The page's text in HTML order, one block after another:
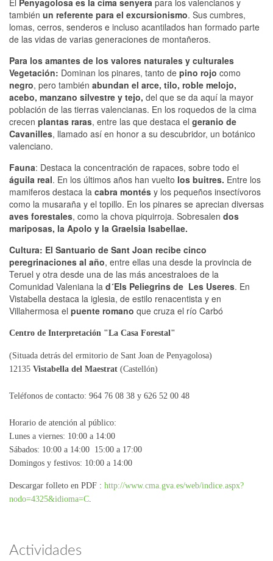
también un referente para el excursionismo. Sus cumbres,
lomas, cerros, senderos e incluso acantilados han formado parte
de las vidas de varias generaciones de montañeros.
Para los amantes de los valores naturales y culturales
Vegetación: Dominan los pinares, tanto de pino rojo como
negro, pero también abundan el arce, tilo, roble melojo,
acebo, manzano silvestre y tejo, del que se da aquí la mayor
población de las tierras valencianas. En los roquedos de la cima
crecen plantas raras, entre las que destaca el geranio de
Cavanilles, llamado así en honor a su descubridor, un botánico
valenciano.
Fauna: Destaca la concentración de rapaces, sobre todo el
águila real. En los últimos años han vuelto los buitres. Entre los
mamiferos destaca la cabra montés y los pequeños insectívoros
como la musaraña y el topillo. En los pinares se aprecian diversas
aves forestales, como la chova piquirroja. Sobresalen dos
mariposas, la Apolo y la Graelsia Isabellae.
Cultura: El Santuario de Sant Joan recibe cinco
peregrinaciones al año, entre ellas una desde la provincia de
Teruel y otra desde una de las más ancestraloes de la
Comunidad Valeniana la d´Els Peliegrins de Les Useres. En
Vistabella destaca la iglesia, de estilo renacentista y en
Villahermosa el puente romano que cruza el río Carbó
Centro de Interpretación "La Casa Forestal"
(Situada detrás del ermitorio de Sant Joan de Penyagolosa)
12135 Vistabella del Maestrat (Castellón)
Teléfonos de contacto: 964 76 08 38 y 626 52 00 48
Horario de atención al público:
Lunes a viernes: 10:00 a 14:00
Sábados: 10:00 a 14:00 15:00 a 17:00
Domingos y festivos: 10:00 a 14:00
Descargar folleto en PDF : http://www.cma.gva.es/web/indice.aspx?
nodo=4325&idioma=C
Actividades